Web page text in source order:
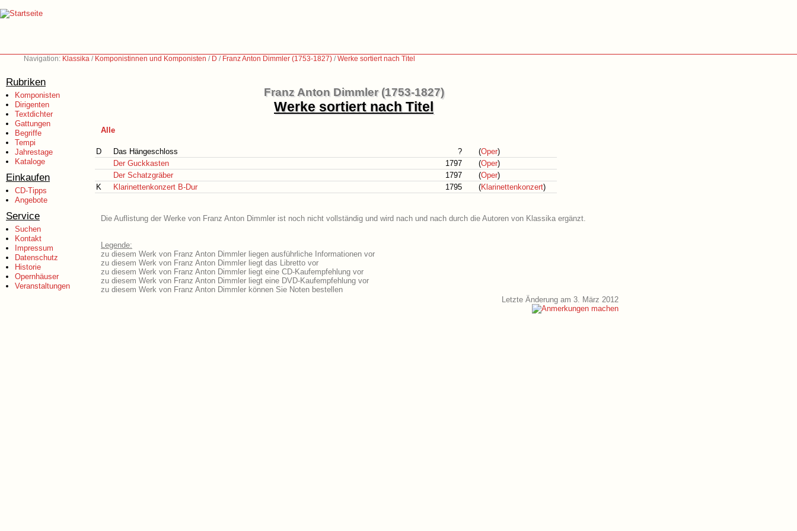
Navigation: Klassika / Komponistinnen und Komponisten / D / Franz Anton Dimmler (1753-1827) /Werke sortiert nach Titel
Rubriken
Komponisten
Dirigenten
Textdichter
Gattungen
Begriffe
Tempi
Jahrestage
Kataloge
Einkaufen
CD-Tipps
Angebote
Service
Suchen
Kontakt
Impressum
Datenschutz
Historie
Opernhäuser
Veranstaltungen
Franz Anton Dimmler (1753-1827)
Werke sortiert nach Titel
Alle
D Das Hängeschloss ? (Oper)
Der Guckkasten
1797 (Oper)
Der Schatzgräber
1797 (Oper)
K
Klarinettenkonzert B-Dur 1795 (Klarinettenkonzert)
Die Auflistung der Werke von Franz Anton Dimmler ist noch nicht vollständig und wird nach und nach durch die Autoren von Klassika ergänzt.
Legende:
zu diesem Werk von Franz Anton Dimmler liegen ausführliche Informationen vor
zu diesem Werk von Franz Anton Dimmler liegt das Libretto vor
zu diesem Werk von Franz Anton Dimmler liegt eine CD-Kaufempfehlung vor
zu diesem Werk von Franz Anton Dimmler liegt eine DVD-Kaufempfehlung vor
zu diesem Werk von Franz Anton Dimmler können Sie Noten bestellen
Letzte Änderung am 3. März 2012